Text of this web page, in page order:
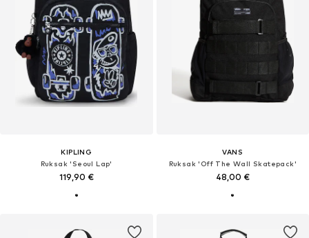
KIPLING
Ruksak 'Seoul Lap'
119,90 €
VANS
Ruksak 'Off The Wall Skatepack'
48,00 €